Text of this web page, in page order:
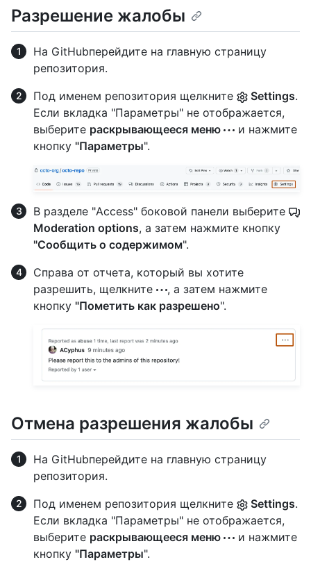
Разрешение жалобы
На GitHubперейдите на главную страницу
репозитория.
Под именем репозитория щелкните
Settings.
Если вкладка "Параметры" не отображается,
выберите раскрывающееся меню
и нажмите
кнопку "Параметры".
В разделе "Access" боковой панели выберите
Moderation options, а затем нажмите кнопку
"Сообщить о содержимом".
Справа от отчета, который вы хотите
разрешить, щелкните
, а затем нажмите
кнопку "Пометить как разрешено".
Отмена разрешения жалобы
На GitHubперейдите на главную страницу
репозитория.
Под именем репозитория щелкните
Settings.
Если вкладка "Параметры" не отображается,
выберите раскрывающееся меню
и нажмите
кнопку "Параметры".